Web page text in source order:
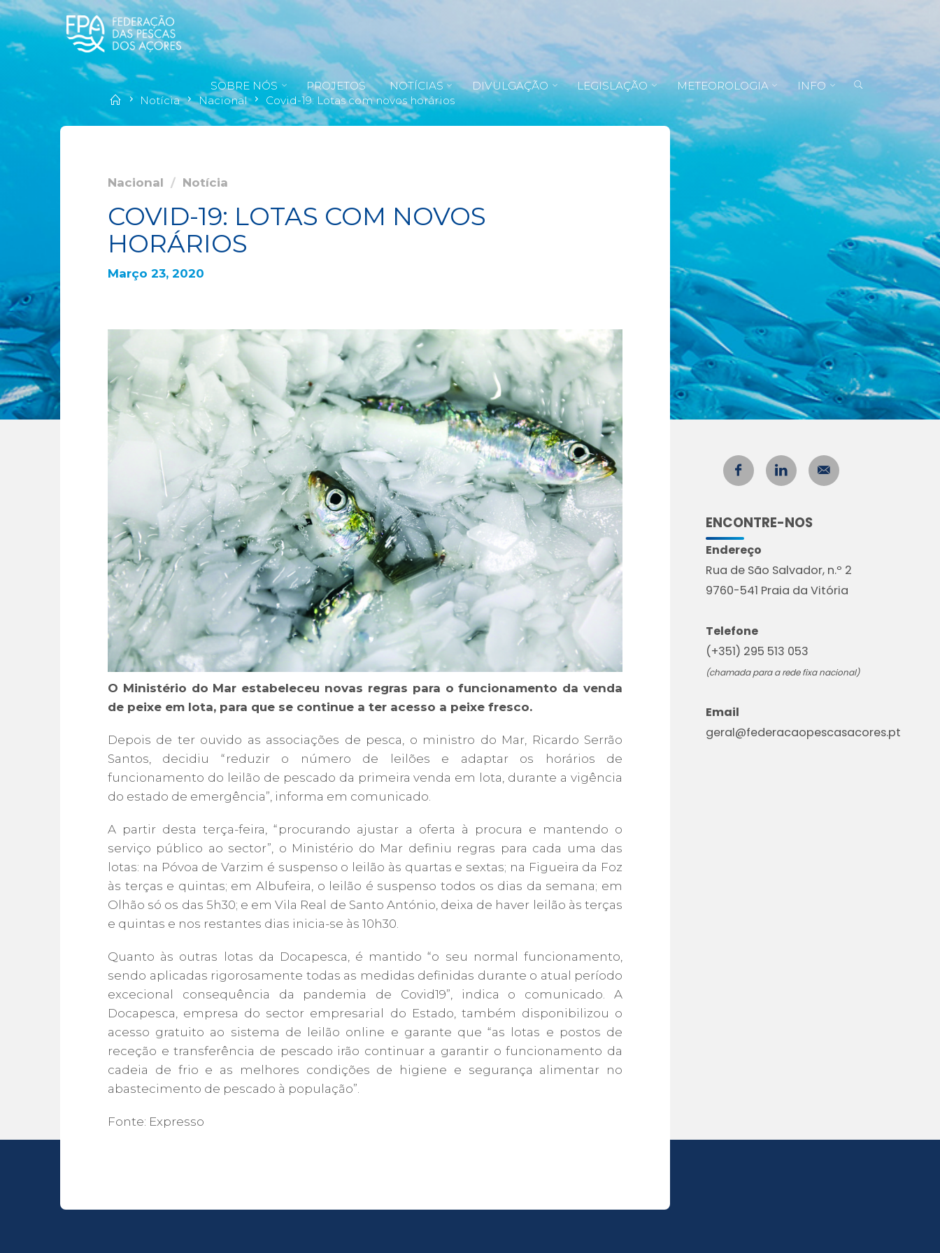
SOBRE NÓS PROJETOS NOTÍCIAS DIVULGAÇÃO LEGISLAÇÃO METEOROLOGIA
INFO
Notícia
Nacional Covid-19: Lotas com novos horários
Nacional / Notícia
COVID-19: LOTAS COM NOVOS
HORÁRIOS
Março 23, 2020
O Ministério do Mar estabeleceu novas regras para o funcionamento da venda
de peixe em lota, para que se continue a ter acesso a peixe fresco.
Depois de ter ouvido as associações de pesca​, o ministro do Mar, Ricardo Serrão
Santos, decidiu “reduzir o número de leilões e adaptar os horários de
funcionamento do leilão de pescado da primeira venda em lota, durante a vigência
do estado de emergência”, informa em comunicado.
A partir desta terça-feira, “procurando ajustar a oferta à procura e mantendo o
serviço público ao sector”, o Ministério do Mar definiu regras para cada uma das
lotas: na Póvoa de Varzim é suspenso o leilão às quartas e sextas; na Figueira da Foz
às terças e quintas; em Albufeira, o leilão é suspenso todos os dias da semana; em
Olhão só os das 5h30; e em Vila Real de Santo António, deixa de haver leilão às terças
e quintas e nos restantes dias inicia-se às 10h30.
Quanto às outras lotas da Docapesca, é mantido “o seu normal funcionamento,
sendo aplicadas rigorosamente todas as medidas definidas durante o atual período
excecional consequência da pandemia de Covid19”, indica o comunicado. A
Docapesca, empresa do sector empresarial do Estado, também disponibilizou o
acesso gratuito ao sistema de leilão online e garante que “as lotas e postos de
receção e transferência de pescado irão continuar a garantir o funcionamento da
cadeia de frio e as melhores condições de higiene e segurança alimentar no
abastecimento de pescado à população”.
Fonte: Expresso
ENCONTRE-NOS
Endereço
Rua de São Salvador, n.º 2
9760-541 Praia da Vitória
Telefone
(+351) 295 513 053
(chamada para a rede fixa nacional)
Email
geral@federacaopescasacores.pt